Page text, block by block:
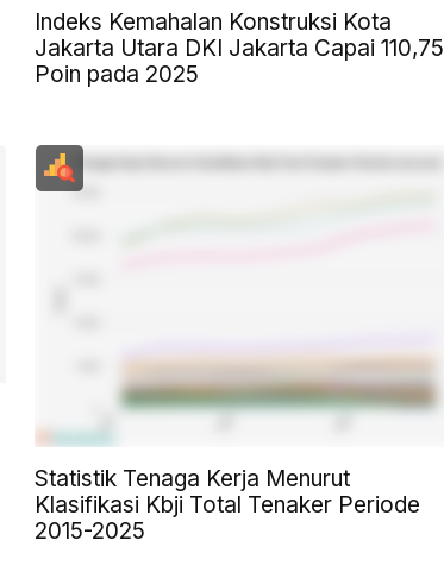
Indeks Kemahalan Konstruksi Kota
Jakarta Utara DKI Jakarta Capai 110,75
Poin pada 2025
Statistik Tenaga Kerja Menurut
Klasifikasi Kbji Total Tenaker Periode
2015-2025